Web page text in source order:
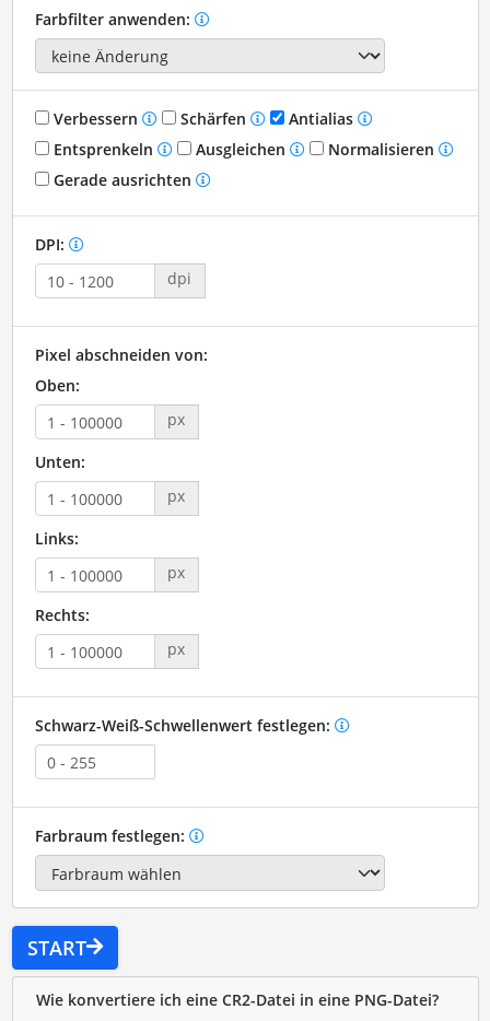
Farbfilter anwenden:
Verbessern Schärfen
Antialias
Entsprenkeln
Ausgleichen
Normalisieren
Gerade ausrichten
DPI:
dpi
Pixel abschneiden von:
Oben:
px
Unten:
px
Links:
px
Rechts:
px
Schwarz-Weiß-Schwellenwert festlegen:
Farbraum festlegen:
START
Wie konvertiere ich eine CR2-Datei in eine PNG-Datei?